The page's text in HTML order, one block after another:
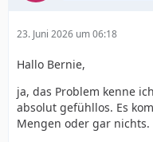
23. Juni 2026 um 06:18
Hallo Bernie,
ja, das Problem kenne
absolut gefühllos. Es
Mengen oder gar nichts.